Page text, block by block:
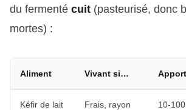
du fermenté cuit (pasteurisé, donc
mortes) :
Aliment Vivant si…
Kéfir de lait
Frais, rayon
10-